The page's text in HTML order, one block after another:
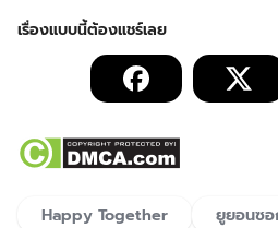
Happy Together ยูยอนซ